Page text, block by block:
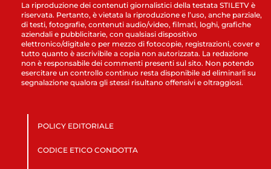
La riproduzione dei contenuti giornalistici della testata STILETV è
riservata. Pertanto, è vietata la riproduzione e l’uso, anche parziale,
di testi, fotografie, contenuti audio/video, filmati, loghi, grafiche
aziendali e pubblicitarie, con qualsiasi dispositivo
elettronico/digitale o per mezzo di fotocopie, registrazioni, cover e
tutto quanto è ascrivibile a copia non autorizzata. La redazione
non è responsabile dei commenti presenti sul sito. Non potendo
esercitare un controllo continuo resta disponibile ad eliminarli su
segnalazione qualora gli stessi risultano offensivi e oltraggiosi.
POLICY EDITORIALE
CODICE ETICO CONDOTTA